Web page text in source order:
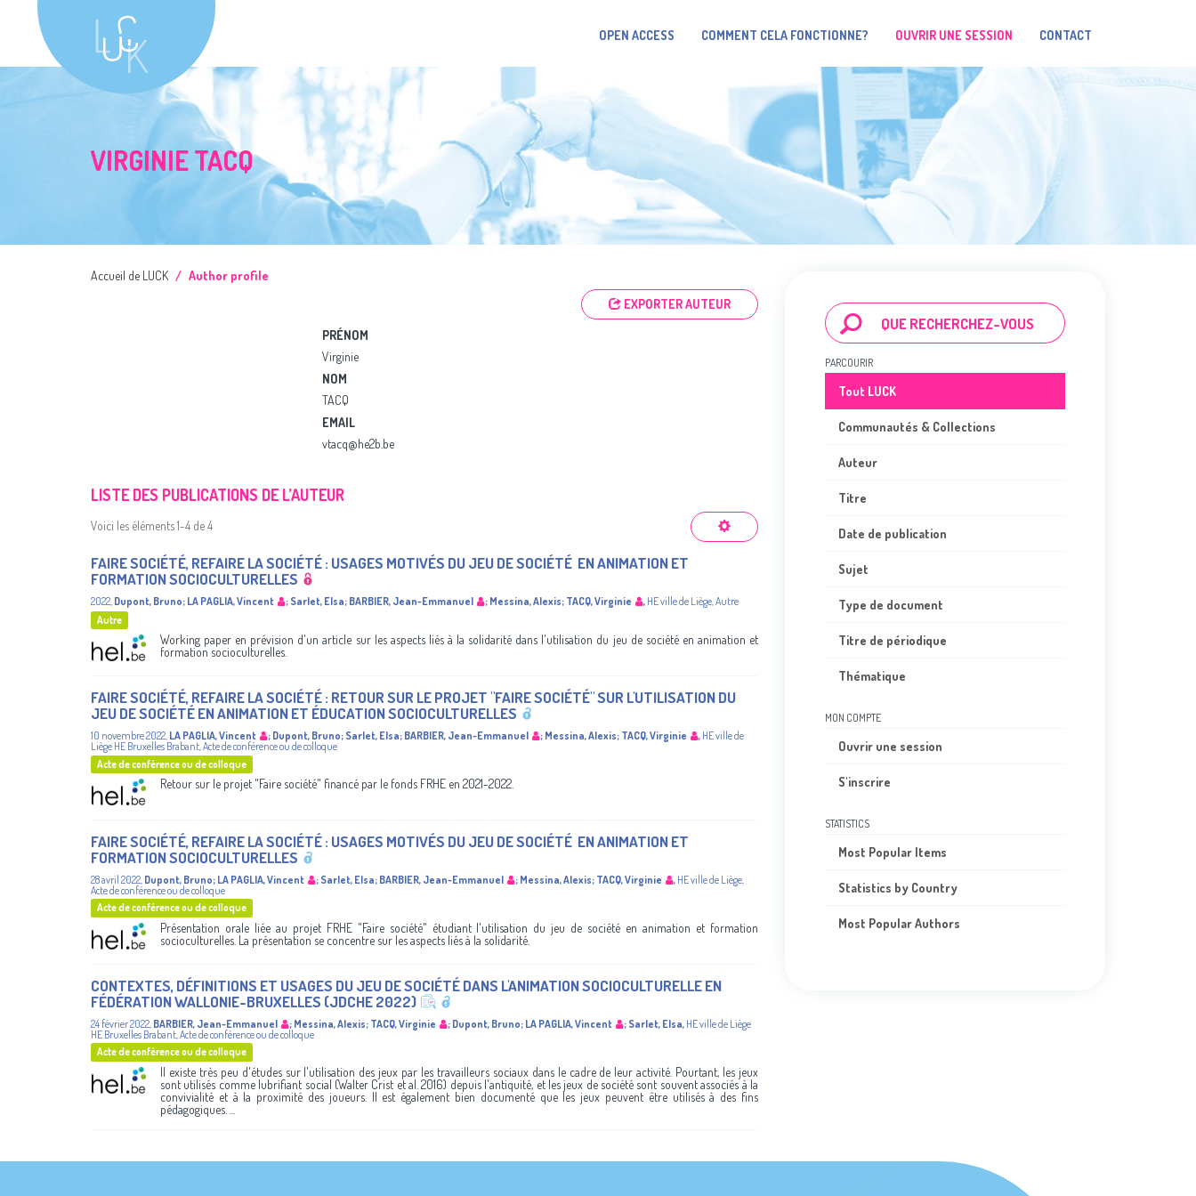
OPEN ACCESS COMMENT CELA FONCTIONNE? OUVRIR UNE SESSION CONTACT
VIRGINIE TACQ
Accueil de LUCK
Author profile
EXPORTER AUTEUR
PRÉNOM
Virginie
NOM
TACQ
EMAIL
vtacq@he2b.be
LISTE DES PUBLICATIONS DE L’AUTEUR
Voici les éléments 1-4 de 4
FAIRE SOCIÉTÉ​, REFAIRE LA SOCIÉTÉ : USAGES MOTIVÉS DU JEU DE SOCIÉTÉ ​ EN ANIMATION ET
FORMATION SOCIOCULTURELLES​
2022, Dupont, Bruno; LA PAGLIA, Vincent ; Sarlet, Elsa; BARBIER, Jean-Emmanuel ; Messina, Alexis; TACQ, Virginie , HE ville de Liège,Autre
Autre
Working paper en prévision d'un article sur les aspects liés à la solidarité dans l'utilisation du jeu de société en animation et
formation socioculturelles.
FAIRE SOCIÉTÉ, REFAIRE LA SOCIÉTÉ : RETOUR SUR LE PROJET "FAIRE SOCIÉTÉ" SUR L'UTILISATION DU
JEU DE SOCIÉTÉ EN ANIMATION ET ÉDUCATION SOCIOCULTURELLES
10 novembre 2022 LA PAGLIA, Vincent ; Dupont, Bruno; Sarlet, Elsa; BARBIER, Jean-Emmanuel ; Messina, Alexis; TACQ, Virginie , HE ville de
Liège HE Bruxelles Brabant Acte de conférence ou de colloque
Acte de conférence ou de colloque
Retour sur le projet "Faire société" financé par le fonds FRHE en 2021-2022.
FAIRE SOCIÉTÉ​, REFAIRE LA SOCIÉTÉ : USAGES MOTIVÉS DU JEU DE SOCIÉTÉ ​ EN ANIMATION ET
FORMATION SOCIOCULTURELLES​
28 avril 2022 Dupont, Bruno; LA PAGLIA, Vincent ; Sarlet, Elsa; BARBIER, Jean-Emmanuel ; Messina, Alexis; TACQ, Virginie , HE ville de Liège
Acte de conférence ou de colloque
Acte de conférence ou de colloque
Présentation orale liée au projet FRHE "Faire société" étudiant l'utilisation du jeu de société en animation et formation
socioculturelles. La présentation se concentre sur les aspects liés à la solidarité.
CONTEXTES, DÉFINITIONS ET USAGES DU JEU DE SOCIÉTÉ DANS L'ANIMATION SOCIOCULTURELLE EN
FÉDÉRATION WALLONIE-BRUXELLES (JDCHE 2022)
24 février 2022 BARBIER, Jean-Emmanuel ; Messina, Alexis; TACQ, Virginie ; Dupont, Bruno; LA PAGLIA, Vincent ; Sarlet, Elsa, HE ville de Liège
HE Bruxelles Brabant Acte de conférence ou de colloque
Acte de conférence ou de colloque
Il existe très peu d'études sur l'utilisation des jeux par les travailleurs sociaux dans le cadre de leur activité. Pourtant, les jeux
sont utilisés comme lubrifiant social (Walter Crist et al. 2016) depuis l'antiquité, et les jeux de société sont souvent associés à la
convivialité et à la proximité des joueurs. Il est également bien documenté que les jeux peuvent être utilisés à des fins
pédagogiques. ...
PARCOURIR
Tout LUCK
Communautés & Collections
Auteur
Titre
Date de publication
Sujet
Type de document
Titre de périodique
Thématique
MON COMPTE
Ouvrir une session
S'inscrire
STATISTICS
Most Popular Items
Statistics by Country
Most Popular Authors